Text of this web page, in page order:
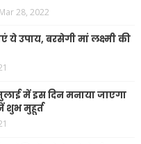
Mar 28, 2022
ये उपाय, बरसेगी मां लक्ष्मी की
में इस दिन मनाया जाएगा
शुभ मुहूर्त